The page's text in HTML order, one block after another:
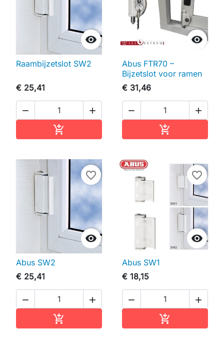

Raambijzetslot SW2
€ 25,41
 


Abus FTR70 –
Bijzetslot voor ramen
€ 31,46
 


favorite_border
Abus SW2
€ 25,41
 


favorite_border
Abus SW1
€ 18,15
 
